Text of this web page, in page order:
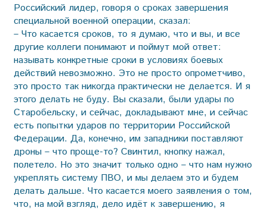
Российский лидер, говоря о сроках завершения
специальной военной операции, сказал:
– Что касается сроков, то я думаю, что и вы, и все
другие коллеги понимают и поймут мой ответ:
называть конкретные сроки в условиях боевых
действий невозможно. Это не просто опрометчиво,
это просто так никогда практически не делается. И я
этого делать не буду. Вы сказали, были удары по
Старобельску, и сейчас, докладывают мне, и сейчас
есть попытки ударов по территории Российской
Федерации. Да, конечно, им западники поставляют
дроны – что проще-то? Свинтил, кнопку нажал,
полетело. Но это значит только одно – что нам нужно
укреп­лять систему ПВО, и мы делаем это и будем
делать дальше. Что касается моего заявления о том,
что, на мой взгляд, дело идёт к завершению, я